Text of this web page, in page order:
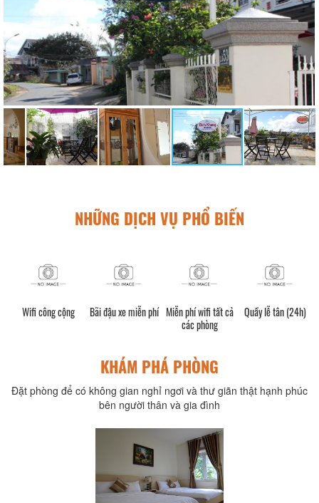
NHỮNG DỊCH VỤ PHỔ BIẾN
Wifi công cộng Bãi đậu xe miễn phí Miễn phí wifi tất cả
các phòng
Quầy lễ tân (24h)
KHÁM PHÁ PHÒNG
Đặt phòng để có không gian nghỉ ngơi và thư giãn thật hạnh phúc
bên người thân và gia đình